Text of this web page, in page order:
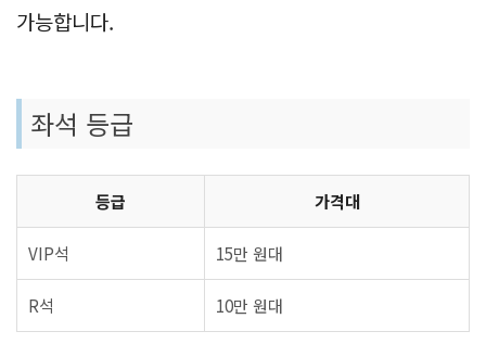
가능합니다.
좌석 등급
등급 가격대
VIP석 15만 원대
R석 10만 원대